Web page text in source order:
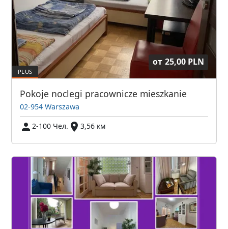
от 25,00 PLN
Pokoje noclegi pracownicze mieszkanie
02-954 Warszawa
2-100 Чел.
3,56 км